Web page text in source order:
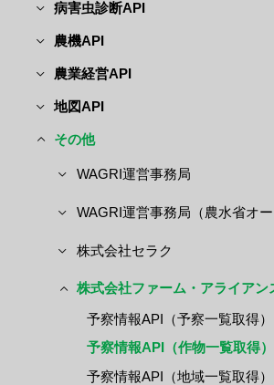
病害虫診断API
農機API
農業経営API
地図API
その他
WAGRI運営事務局
WAGRI運営事務局（農水省オー
株式会社セラク
株式会社ファーム・アライアン
予察情報API（予察一覧取得）
予察情報API（作物一覧取得）
予察情報API（地域一覧取得）